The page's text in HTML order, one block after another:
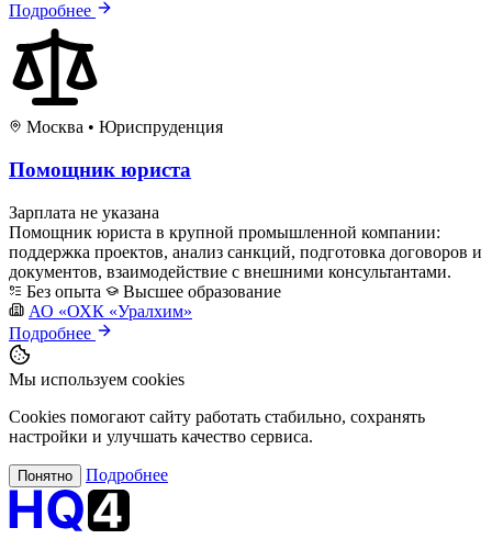
Подробнее
Москва • Юриспруденция
Помощник юриста
Зарплата не указана
Помощник юриста в крупной промышленной компании:
поддержка проектов, анализ санкций, подготовка договоров и
документов, взаимодействие с внешними консультантами.
Без опыта
Высшее образование
АО «ОХК «Уралхим»
Подробнее
Мы используем cookies
Cookies помогают сайту работать стабильно, сохранять
настройки и улучшать качество сервиса.
Понятно Подробнее